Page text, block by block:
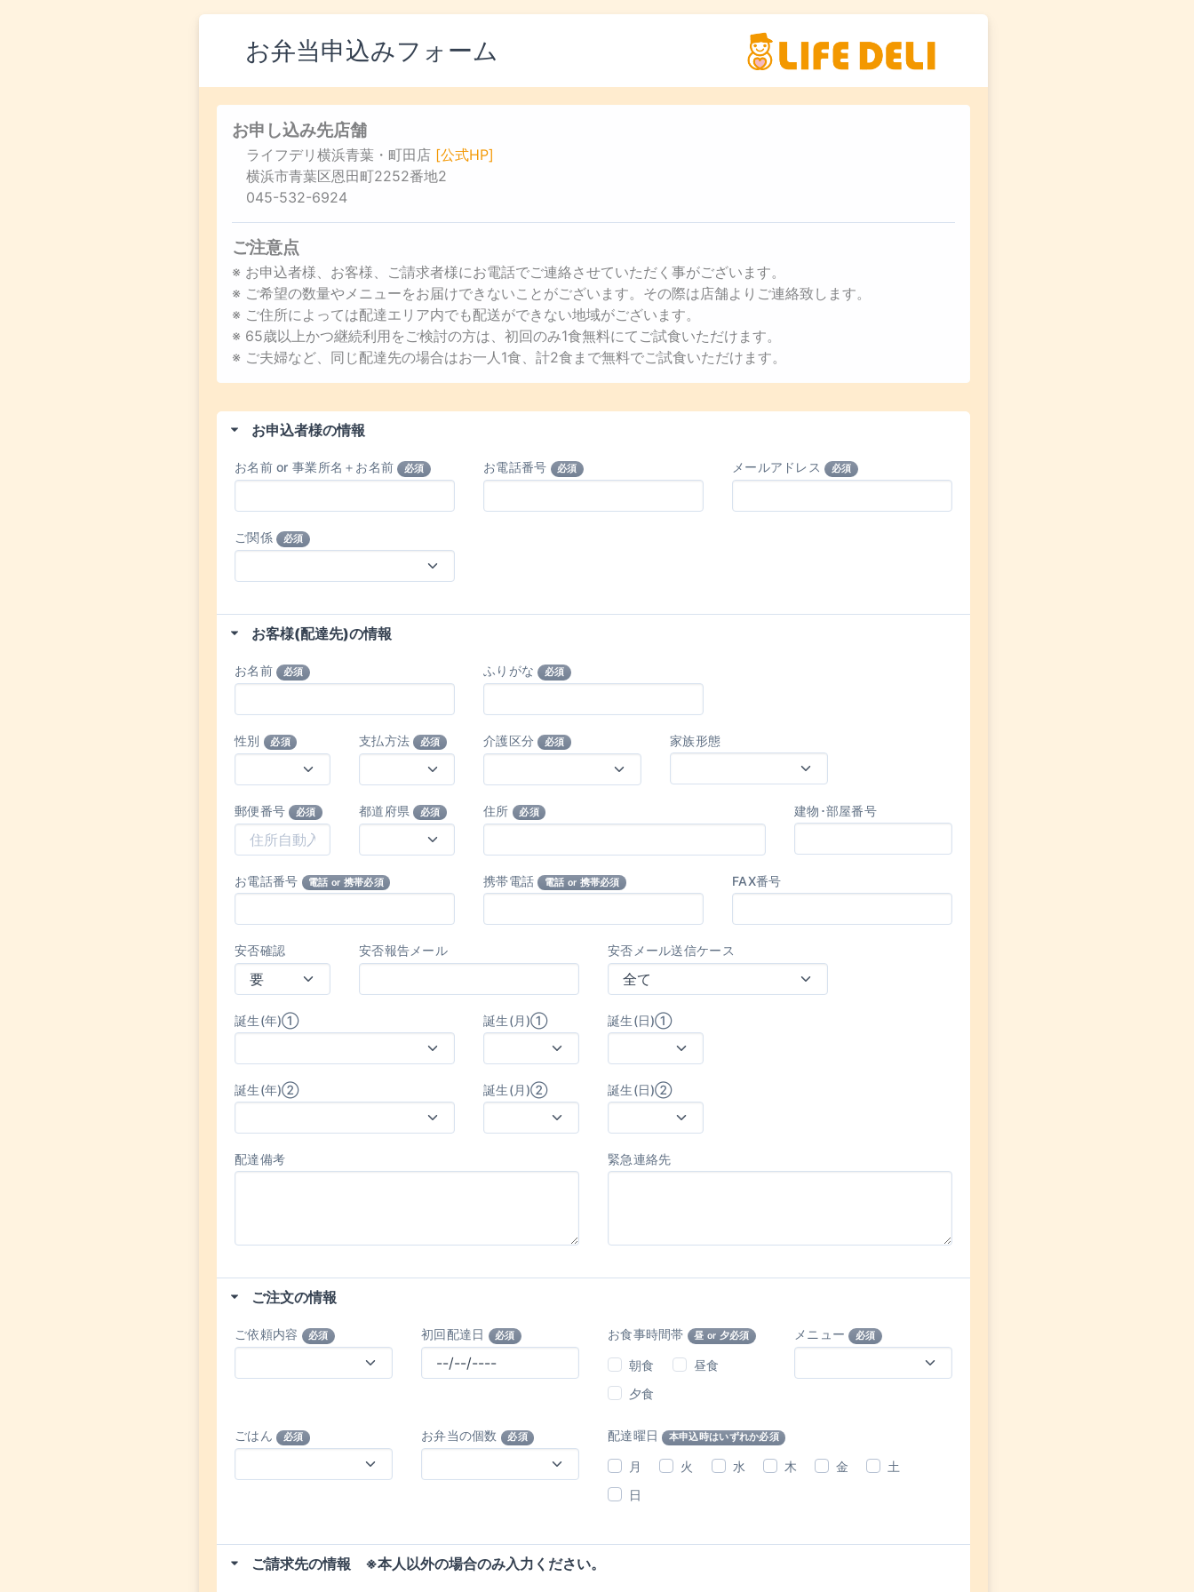
お弁当申込みフォーム
お申し込み先店舗
ライフデリ横浜青葉・町田店 [公式HP]
横浜市青葉区恩田町2252番地2
045-532-6924
ご注意点
※ お申込者様、お客様、ご請求者様にお電話でご連絡させていただく事がございます。
※ ご希望の数量やメニューをお届けできないことがございます。その際は店舗よりご連絡致します。
※ ご住所によっては配達エリア内でも配送ができない地域がございます。
※ 65歳以上かつ継続利用をご検討の方は、初回のみ1食無料にてご試食いただけます。
※ ご夫婦など、同じ配達先の場合はお一人1食、計2食まで無料でご試食いただけます。
お申込者様の情報
お名前 or 事業所名＋お名前 必須 お電話番号 必須 メールアドレス 必須
ご関係 必須
お客様(配達先)の情報
お名前 必須 ふりがな 必須
性別 必須 支払方法 必須 介護区分 必須 家族形態
郵便番号 必須 都道府県 必須 住所 必須 建物･部屋番号
お電話番号 電話 or 携帯必須 携帯電話 電話 or 携帯必須 FAX番号
安否確認 安否報告メール 安否メール送信ケース
誕生(年)① 誕生(月)① 誕生(日)①
誕生(年)② 誕生(月)② 誕生(日)②
配達備考 緊急連絡先
ご注文の情報
ご依頼内容 必須 初回配達日 必須 お食事時間帯 昼 or 夕必須
朝食
昼食
夕食
メニュー 必須
ごはん 必須 お弁当の個数 必須 配達曜日 本申込時はいずれか必須
月 火 水 木 金
土
日
ご請求先の情報 ※本人以外の場合のみ入力ください。